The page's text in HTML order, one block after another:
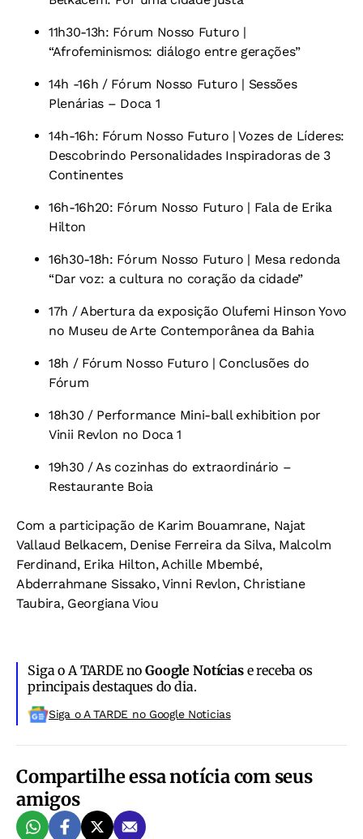
11h30-13h: Fórum Nosso Futuro |
“Afrofeminismos: diálogo entre gerações”
14h -16h / Fórum Nosso Futuro | Sessões
Plenárias – Doca 1
14h-16h: Fórum Nosso Futuro | Vozes de Líderes:
Descobrindo Personalidades Inspiradoras de 3
Continentes
16h-16h20: Fórum Nosso Futuro | Fala de Erika
Hilton
16h30-18h: Fórum Nosso Futuro | Mesa redonda
“Dar voz: a cultura no coração da cidade”
17h / Abertura da exposição Olufemi Hinson Yovo
no Museu de Arte Contemporânea da Bahia
18h / Fórum Nosso Futuro | Conclusões do
Fórum
18h30 / Performance Mini-ball exhibition por
Vinii Revlon no Doca 1
19h30 / As cozinhas do extraordinário –
Restaurante Boia
Com a participação de Karim Bouamrane, Najat
Vallaud Belkacem, Denise Ferreira da Silva, Malcolm
Ferdinand, Erika Hilton, Achille Mbembé,
Abderrahmane Sissako, Vinni Revlon, Christiane
Taubira, Georgiana Viou
Siga o A TARDE noGoogle Notíciase receba os
principais destaques do dia.
Siga o A TARDE no Google Noticias
Compartilhe essa notícia com seus
amigos